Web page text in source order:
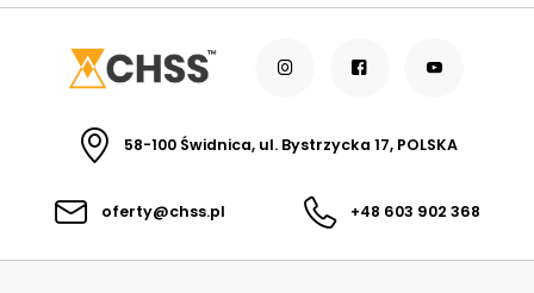
58-100 Świdnica, ul. Bystrzycka 17, POLSKA
oferty@chss.pl +48 603 902 368